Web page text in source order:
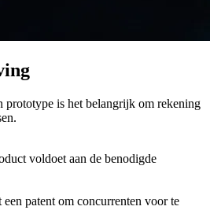
is het belangrijk om rekening
voldoet aan de benodigde
een patent om concurrenten voor te